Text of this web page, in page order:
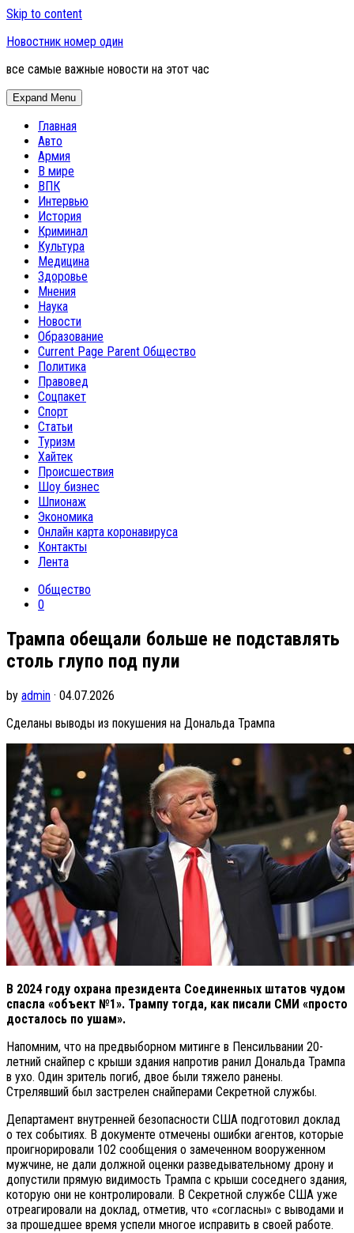
Skip to content
Новостник номер один
все самые важные новости на этот час
Expand Menu
Главная
Авто
Армия
В мире
ВПК
Интервью
История
Криминал
Культура
Медицина
Здоровье
Мнения
Наука
Новости
Образование
Current Page Parent Общество
Политика
Правовед
Соцпакет
Спорт
Статьи
Туризм
Хайтек
Происшествия
Шоу бизнес
Шпионаж
Экономика
Онлайн карта коронавируса
Контакты
Лента
Общество
0
Трампа обещали больше не подставлять
столь глупо под пули
by admin · 04.07.2026
Сделаны выводы из покушения на Дональда Трампа
В 2024 году охрана президента Соединенных штатов чудом
спасла «объект №1». Трампу тогда, как писали СМИ «просто
досталось по ушам».
Напомним, что на предвыборном митинге в Пенсильвании 20-
летний снайпер с крыши здания напротив ранил Дональда Трампа
в ухо. Один зритель погиб, двое были тяжело ранены.
Стрелявший был застрелен снайперами Секретной службы.
Департамент внутренней безопасности США подготовил доклад
о тех событиях. В документе отмечены ошибки агентов, которые
проигнорировали 102 сообщения о замеченном вооруженном
мужчине, не дали должной оценки разведывательному дрону и
допустили прямую видимость Трампа с крыши соседнего здания,
которую они не контролировали. В Секретной службе США уже
отреагировали на доклад, отметив, что «согласны» с выводами и
за прошедшее время успели многое исправить в своей работе.